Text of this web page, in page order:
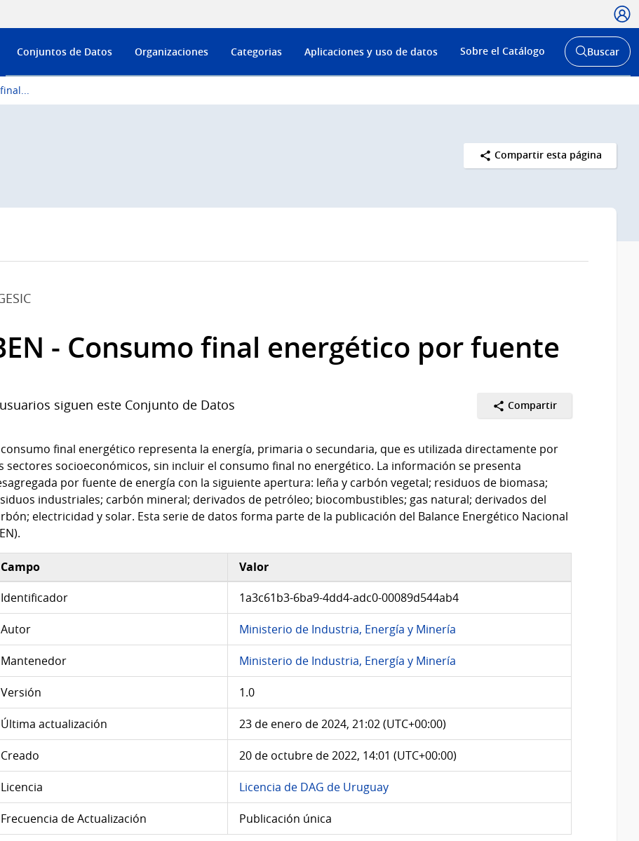
Menú
de
Conjuntos de Datos Organizaciones Categorias Aplicaciones y uso de datos Sobre el Catálogo
Abrir
buscador
Buscar
Compartir esta página
- Consumo final energético por fuente
usuarios siguen este Conjunto de Datos Compartir
consumo final energético representa la energía, primaria o secundaria, que es utilizada directamente por
sectores socioeconómicos, sin incluir el consumo final no energético. La información se presenta
por fuente de energía con la siguiente apertura: leña y carbón vegetal; residuos de biomasa;
industriales; carbón mineral; derivados de petróleo; biocombustibles; gas natural; derivados del
electricidad y solar. Esta serie de datos forma parte de la publicación del Balance Energético Nacional
Campo
Valor
Identificador
1a3c61b3-6ba9-4dd4-adc0-00089d544ab4
Autor Ministerio de Industria, Energía y Minería
Mantenedor Ministerio de Industria, Energía y Minería
Versión 1.0
Última actualización 23 de enero de 2024, 21:02 (UTC+00:00)
Creado 20 de octubre de 2022, 14:01 (UTC+00:00)
Licencia Licencia de DAG de Uruguay
Frecuencia de Actualización Publicación única